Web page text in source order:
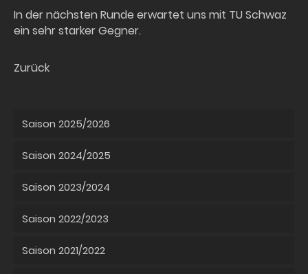
In der nächsten Runde erwartet uns mit TU Schwaz
ein sehr starker Gegner.
Zurück
Saison 2025/2026
Saison 2024/2025
Saison 2023/2024
Saison 2022/2023
Saison 2021/2022